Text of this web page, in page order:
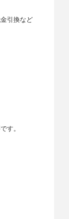
引換など
す。